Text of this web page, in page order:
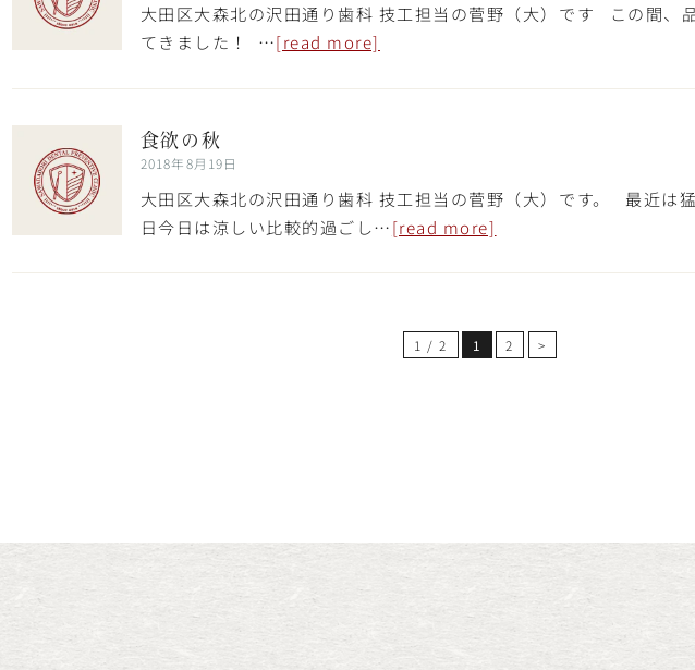
大田区大森北の沢田通り歯科 技工担当の菅野（大）です この間、
てきました！ …[read more]
食欲の秋
2018年8月19日
大田区大森北の沢田通り歯科 技工担当の菅野（大）です。 最近は
日今日は涼しい比較的過ごし…[read more]
1 / 2 1 2 >